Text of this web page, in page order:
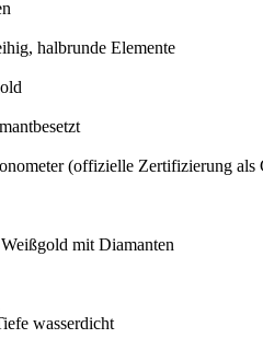
halbrunde Elemente
(offizielle Zertifizierung als
mit Diamanten
wasserdicht